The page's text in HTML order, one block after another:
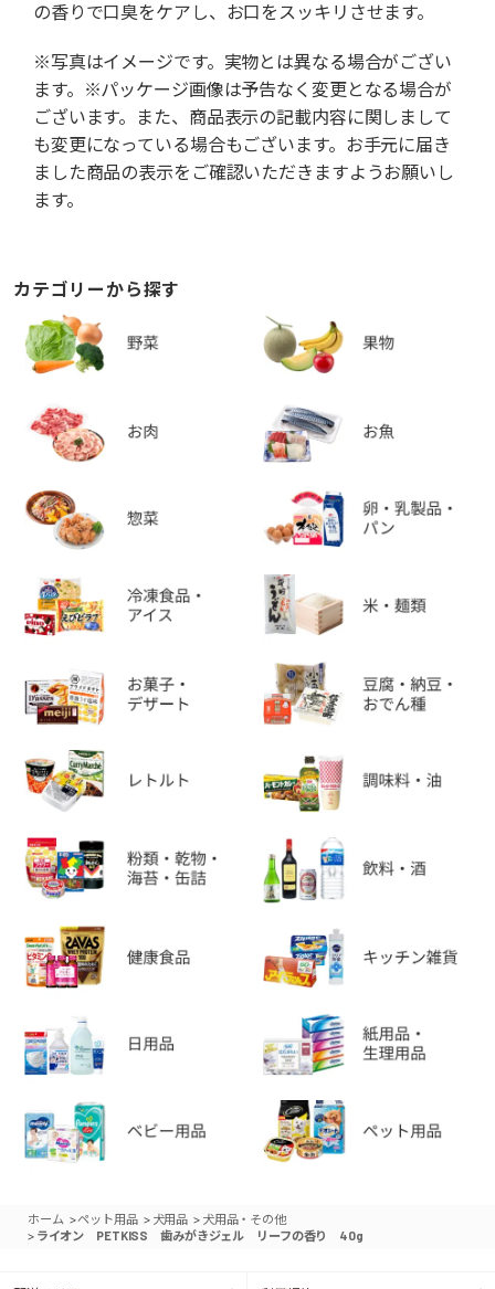
の香りで口臭をケアし、お口をスッキリさせます。
※写真はイメージです。実物とは異なる場合がござい
ます。※パッケージ画像は予告なく変更となる場合が
ございます。また、商品表示の記載内容に関しまして
も変更になっている場合もございます。お手元に届き
ました商品の表示をご確認いただきますようお願いし
ます。
カテゴリーから探す
ホーム >ペット用品 > 犬用品 > 犬用品・その他
> ライオン PETKISS 歯みがきジェル リーフの香り 40g